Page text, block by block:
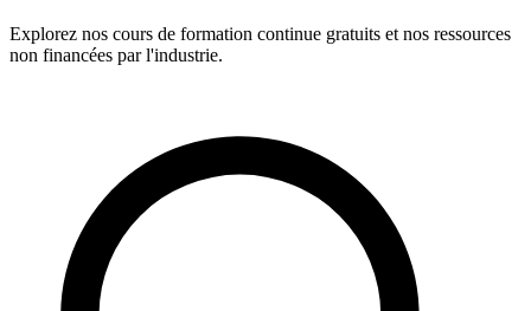
Explorez nos cours de formation continue gratuits et nos ressources
non financées par l'industrie.